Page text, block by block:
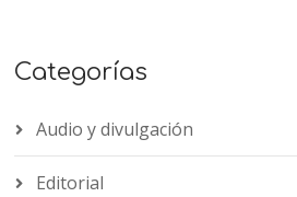
Categorías
Audio y divulgación
Editorial